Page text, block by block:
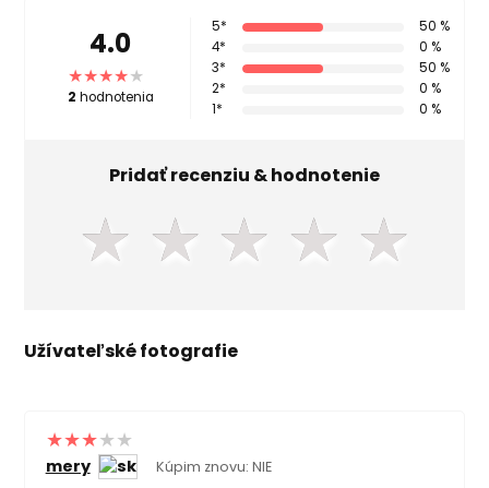
mery Kúpim znovu: NIE
4.0
2 hodnotenia
5*
50 %
4*
0 %
3*
50 %
2*
0 %
1*
0 %
Pridať recenziu & hodnotenie
★ ★ ★ ★ ★
Užívateľské fotografie